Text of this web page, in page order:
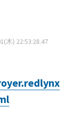
木) 22:53:28.47